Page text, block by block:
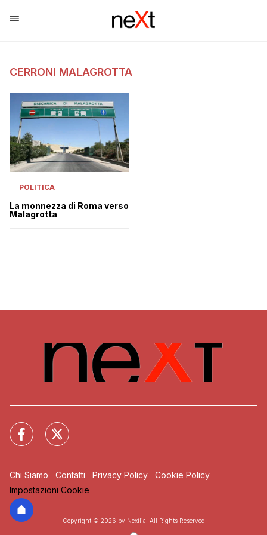
CERRONI MALAGROTTA
POLITICA
La monnezza di Roma verso
Malagrotta
Chi Siamo Contatti Privacy Policy
Cookie Policy
Impostazioni Cookie
Copyright © 2026 by Nexilia. All Rights Reserved